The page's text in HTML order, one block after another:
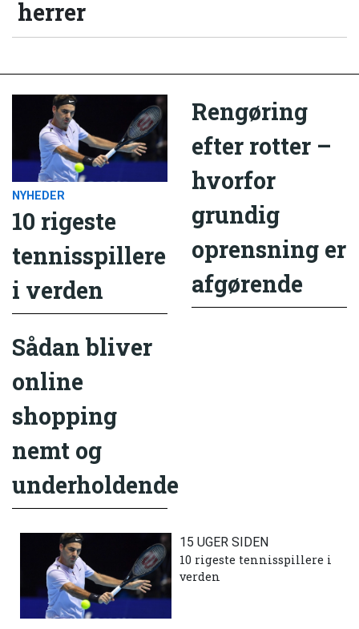
herrer
NYHEDER
10 rigeste
tennisspillere
i verden
Rengøring
efter rotter –
hvorfor
grundig
oprensning er
afgørende
Sådan bliver
online
shopping
nemt og
underholdende
15 UGER SIDEN
10 rigeste tennisspillere i
verden